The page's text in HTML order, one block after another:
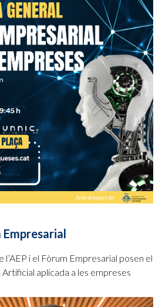
Empresarial
l’AEP i el Fòrum Empresarial posen el
Artificial aplicada a les empreses